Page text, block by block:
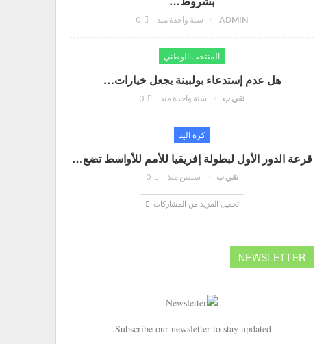
ADMIN سنة واحدة منذ
المنتخب الوطني
هل عدم إستدعاء بولبينة يجعل خيارات…
تقي ب سنة واحدة منذ
كرة اليد
قرعة الدور الأول لبطولة إفريقيا للأمم للأواسط تضع…
تقي ب سنتين منذ 0
تحميل المزيد من المشاركات
NEWSLETTER
Subscribe our newsletter to stay updated.